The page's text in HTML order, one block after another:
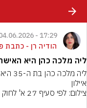
17:29 - 04.06.2026
הודיה רן - כתבת
ליה מלכה כהן היא
איילון
צילום: לפי סעיף 27 א' לחוק זכויות היוצרים